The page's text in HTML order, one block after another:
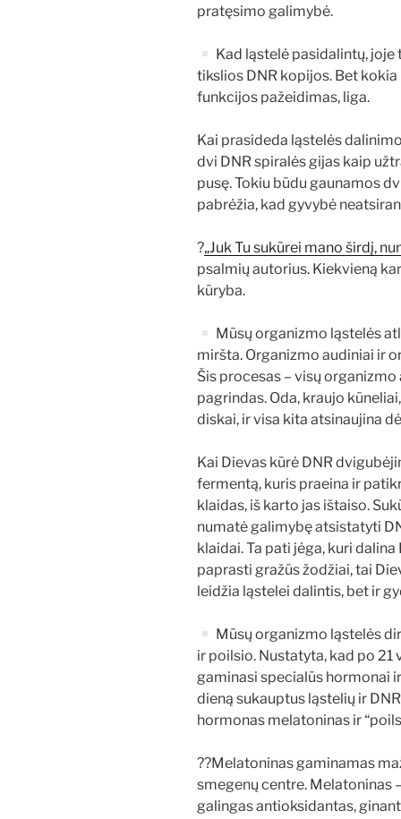
pratęsimo galimybė.
Kad ląstelė pasidalintų,
tikslios DNR kopijos. Bet
funkcijos pažeidimas, liga.
Kai prasideda ląstelės
dvi DNR spiralės gijas kaip
pusę. Tokiu būdu gaunamos
pabrėžia, kad gyvybė
?„Juk Tu sukūrei mano širdį,
psalmių autorius. Kiekvieną
kūryba.
Mūsų organizmo ląstelės
miršta. Organizmo audiniai ir
Šis procesas – visų
pagrindas. Oda, kraujo
diskai, ir visa kita atsinaujina
Kai Dievas kūrė DNR
fermentą, kuris praeina ir
klaidas, iš karto jas ištaiso.
numatė galimybę atsistatyti
klaidai. Ta pati jėga, kuri
paprasti gražūs žodžiai, tai
leidžia ląstelei dalintis, bet ir
Mūsų organizmo ląstelės
ir poilsio. Nustatyta, kad po
gaminasi specialūs hormonai
dieną sukauptus ląstelių ir
hormonas melatoninas ir
??Melatoninas gaminamas
smegenų centre. Melatoninas
galingas antioksidantas,